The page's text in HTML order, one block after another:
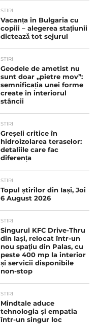
STIRI
Vacanța în Bulgaria cu
copiii – alegerea stațiunii
dictează tot sejurul
STIRI
Geodele de ametist nu
sunt doar „pietre mov”:
semnificația unei forme
create în interiorul
stâncii
STIRI
Greșeli critice în
hidroizolarea teraselor:
detaliile care fac
diferența
STIRI
Topul știrilor din Iași, Joi
6 August 2026
STIRI
Singurul KFC Drive-Thru
din Iași, relocat într-un
nou spaţiu din Palas, cu
peste 400 mp la interior
și servicii disponibile
non-stop
STIRI
Mindtale aduce
tehnologia și empatia
într-un singur loc